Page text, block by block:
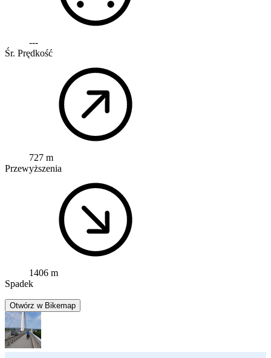
---
Śr. Prędkość
727 m
Przewyższenia
1406 m
Spadek
Otwórz w Bikemap